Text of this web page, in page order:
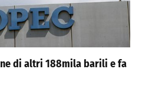
di altri 188mila barili e fa